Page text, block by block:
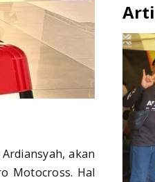
akan
Motocross. Hal